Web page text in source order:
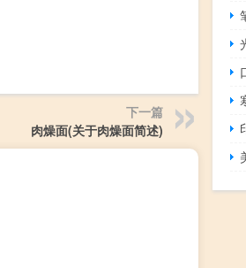
下一篇
肉燥面(关于肉燥面简述)